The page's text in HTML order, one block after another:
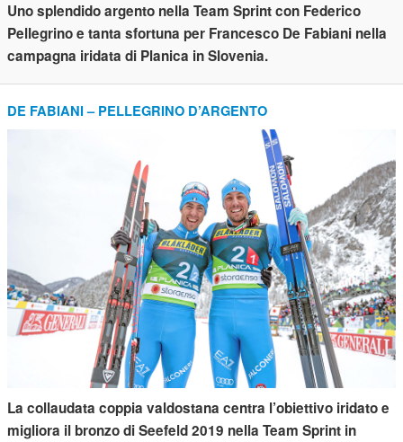
Uno splendido argento nella Team Sprint con Federico
Pellegrino e tanta sfortuna per Francesco De Fabiani nella
campagna iridata di Planica in Slovenia.
DE FABIANI – PELLEGRINO D’ARGENTO
La collaudata coppia valdostana centra l’obiettivo iridato e
migliora il bronzo di Seefeld 2019 nella Team Sprint in